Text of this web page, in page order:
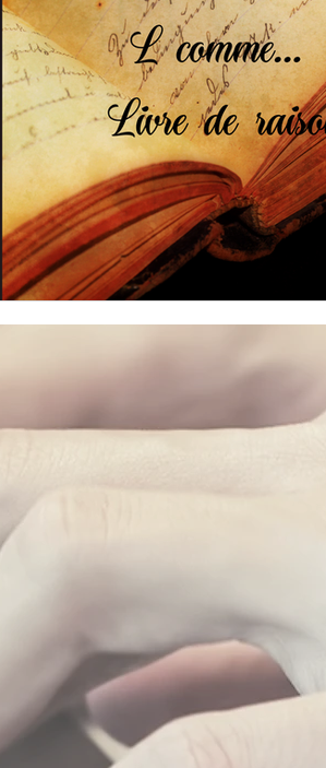
Légion d'honneur orphelin
presse loup religion
Archive insolite maréchaussée